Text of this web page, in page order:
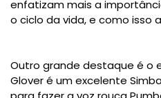
enfatizam mais a
o ciclo da vida, e como isso
Outro grande destaque é o
Glover é um excelente